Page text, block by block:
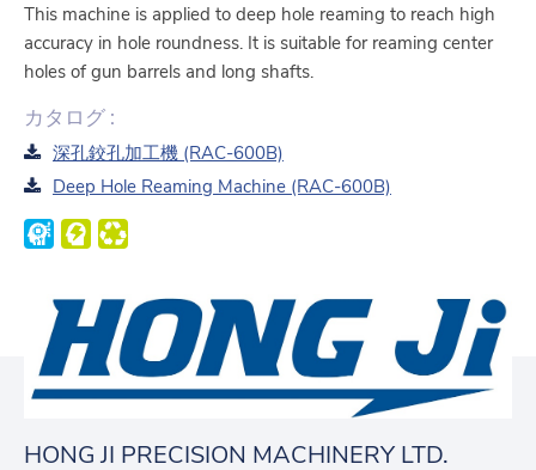
This machine is applied to deep hole reaming to reach high
accuracy in hole roundness. It is suitable for reaming center
holes of gun barrels and long shafts.
カタログ :
深孔鉸孔加工機 (RAC-600B)
Deep Hole Reaming Machine (RAC-600B)
HONG JI PRECISION MACHINERY LTD.